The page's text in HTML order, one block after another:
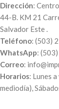
Dirección:
44-B. KM 21
Salvador Este .
Teléfono: (503)
WhatsApp:
Correo:
Horarios: Lunes
mediodía),